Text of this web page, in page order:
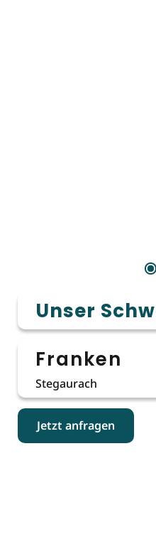
Unser
Franken
Stegaurach
Jetzt anfragen